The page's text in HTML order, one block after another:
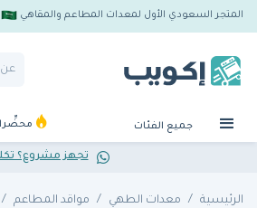
المتجر السعودي الأول لمعدات المطاعم والمقاهي
جميع الفئات
تجهز مشروع؟
الرئيسية معدات الطهي مواقد المطاعم